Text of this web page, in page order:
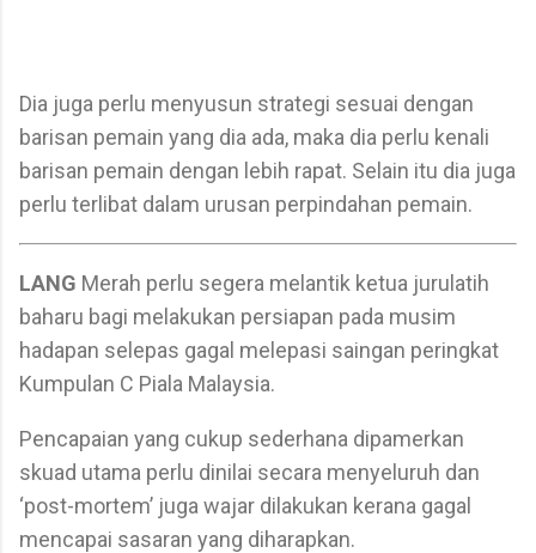
Dia juga perlu menyusun strategi sesuai dengan
barisan pemain yang dia ada, maka dia perlu kenali
barisan pemain dengan lebih rapat. Selain itu dia juga
perlu terlibat dalam urusan perpindahan pemain.
LANG Merah perlu segera melantik ketua jurulatih
baharu bagi melakukan persiapan pada musim
hadapan selepas gagal melepasi saingan peringkat
Kumpulan C Piala Malaysia.
Pencapaian yang cukup sederhana dipamerkan
skuad utama perlu dinilai secara menyeluruh dan
‘post-mortem’ juga wajar dilakukan kerana gagal
mencapai sasaran yang diharapkan.